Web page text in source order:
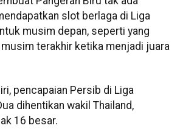
slot berlaga di Liga
musim depan, seperti yang
terakhir ketika menjadi juara
pencapaian Persib di Liga
dihentikan wakil Thailand,
16 besar.